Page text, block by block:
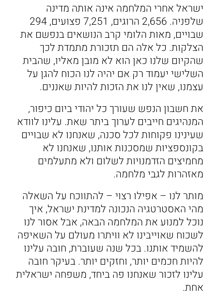
ישראל אחרי המלחמה אינה אותה מדינה
שלפניה. 2,656 הרוגים, 7,251 פצועים, 294
שבויים, מאות הלומי קרב הנושאים בנפשם את
הצלקות. כל אלה הם תזכורת מתמדת לכך
שהקיום שלנו כאן הוא לא מובן מאליו, שהבית
השלישי יעמוד רק אם יהיה לנו הכוח להגן על
עצמנו, שאין לנו את הזכות להיות שאננים.
את חשבון הנפש שעורך כל יהודי ביום כיפור,
המנהיגים חייבים לערוך ביתר שאת. עלינו לוודא
שעינינו פקוחות לכל סכנה, שאנחנו לא שבויים
בקונספציות שמסכנות אותנו, שאנחנו לא
מחמיצים הזדמנויות לשלום ולא מתעלמים
מאזהרות לגבי מלחמה.
מותר לנו – אפילו רצוי – להתווכח על השאלה
מהי האסטרטגיה הנכונה למדינת ישראל, איך
נוכל למנוע את המלחמה הבאה, אבל אסור לנו
לשכוח שאוייבינו לא וויתרו מעולם על השאיפה
להשמיד אותנו. בכל שנה שעוברת, חובה עלינו
להיות חכמים יותר, וחזקים יותר. בעיקר חובה
עלינו לזכור שאנחנו פה ביחד, משפחה ישראלית
אחת.